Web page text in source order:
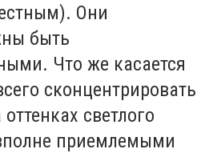
Они
быть
Что же касается
сконцентрировать
светлого
приемлемыми